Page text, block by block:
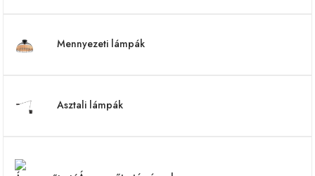
Mennyezeti lámpák
Asztali lámpák